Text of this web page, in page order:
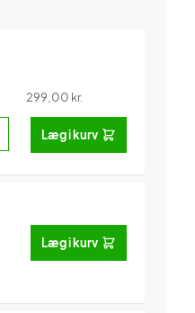
299,00 kr.
Læg i kurv
Læg i kurv